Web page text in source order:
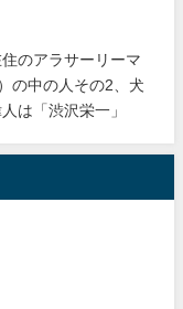
のアラサーリーマ
の中の人その2、犬
は「渋沢栄一」